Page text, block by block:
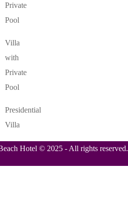
Private
Pool
Villa
with
Private
Pool
Presidential
Villa
Hotel © 2025 - All rights reserved.